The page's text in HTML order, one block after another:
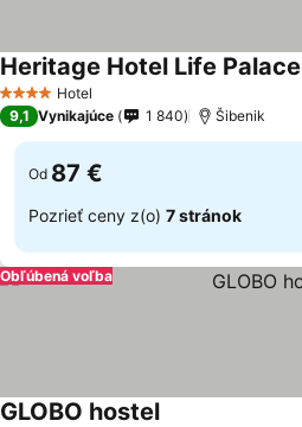
4 Počet hviezdičiek
Hotel
Heritage Hotel Life Palace
9,1 Vynikajúce 1 840 Šibenik
Od 87 €
Pozrieť ceny z(o) 7 stránok
Obľúbená voľba
GLOBO hostel